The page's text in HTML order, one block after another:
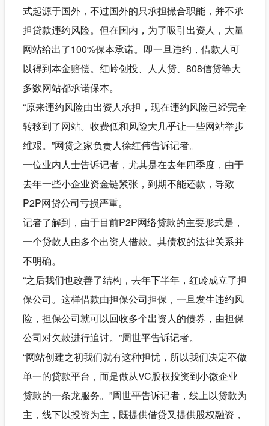
式起源于国外，不过国外的只承担撮合职能，并不承
担贷款违约风险。但在国内，为了吸引出资人，大量
网站给出了100%保本承诺。即一旦违约，借款人可
以得到本金赔偿。红岭创投、人人贷、808信贷等大
多数网站都承诺保本。
“原来违约风险由出资人承担，现在违约风险已经完全
转移到了网站。收费低和风险大几乎让一些网站举步
维艰。”网贷之家负责人徐红伟告诉记者。
一位业内人士告诉记者，尤其是在去年四季度，由于
去年一些小企业资金链紧张，到期不能还款，导致
P2P网贷公司亏损严重。
记者了解到，由于目前P2P网络贷款的主要形式是，
一个贷款人由多个出资人借款。其债权的法律关系并
不明确。
“之后我们也改善了结构，去年下半年，红岭成立了担
保公司。这样借款由担保公司担保，一旦发生违约风
险，担保公司就可以回收多个出资人的债券，由担保
公司对欠款进行追讨。”周世平告诉记者。
“网站创建之初我们就有这种担忧，所以我们决定不做
单一的贷款平台，而是做从VC股权投资到小微企业
贷款的一条龙服务。”周世平告诉记者，线上以贷款为
主，线下以投资为主，既提供借贷又提供股权融资，